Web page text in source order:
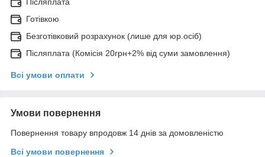
Готівкою
Безготівковий розрахунок (лише для юр.осіб)
Післяплата (Комісія 20грн+2% від суми замовлення)
Всі умови оплати
Умови повернення
Повернення товару впродовж 14 днів за домовленістю
Всі умови повернення